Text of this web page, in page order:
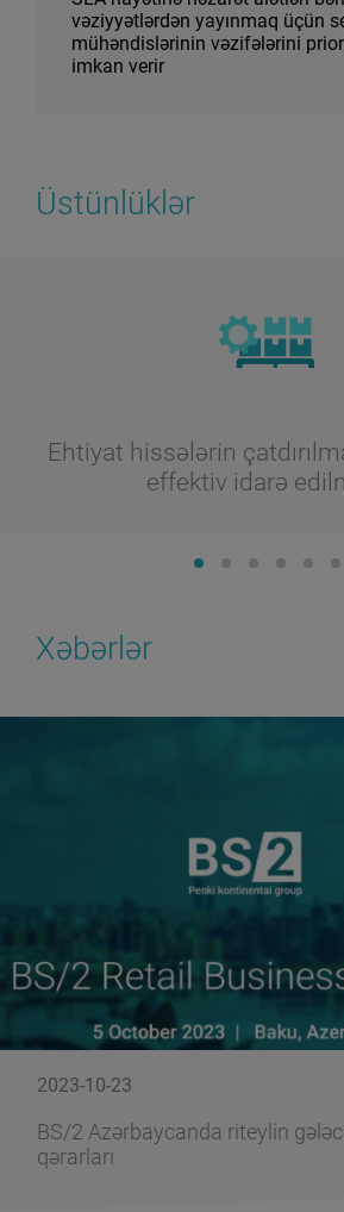
vəziyyətlərdən yayınmaq üçün
mühəndislərinin vəzifələrini
imkan verir
Üstünlüklər
Ehtiyat hissələrin
effektiv idarə
Xəbərlər
2023-10-23
BS/2 Azərbaycanda riteylin
qərarları